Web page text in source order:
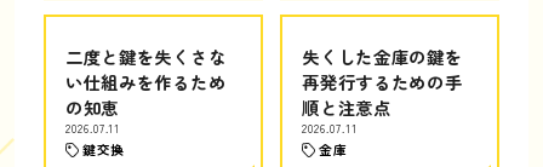
二度と鍵を失くさな
い仕組みを作るため
の知恵
2026.07.11
鍵交換
失くした金庫の鍵を
再発行するための手
順と注意点
2026.07.11
金庫